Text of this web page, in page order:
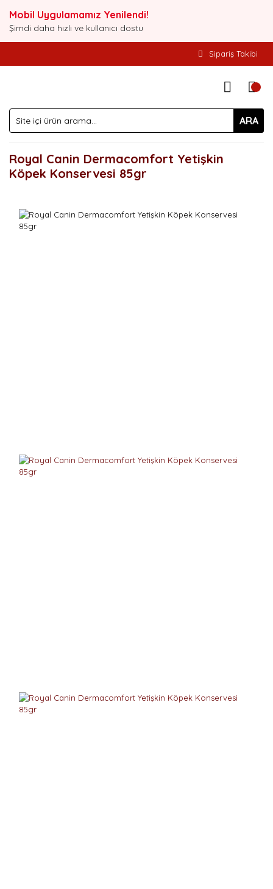
Mobil Uygulamamız Yenilendi!
Şimdi daha hızlı ve kullanıcı dostu
Sipariş Takibi
ARA
Royal Canin Dermacomfort Yetişkin
Köpek Konservesi 85gr